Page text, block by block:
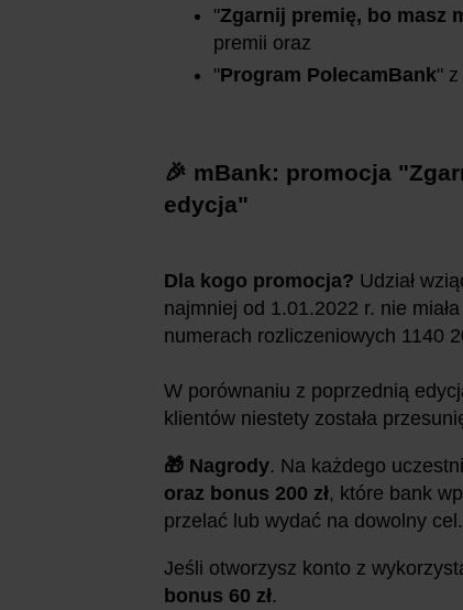
"Zgarnij premię, bo masz
premii oraz
"Program PolecamBank"
🎉 mBank: promocja
edycja"
Dla kogo promocja? Udział
najmniej od 1.01.2022 r. nie
numerach rozliczeniowych 1140
W porównaniu z poprzednią
klientów niestety została
🎁 Nagrody. Na każdego
oraz bonus 200 zł, które bank
przelać lub wydać na dowolny cel.
Jeśli otworzysz konto z
bonus 60 zł.